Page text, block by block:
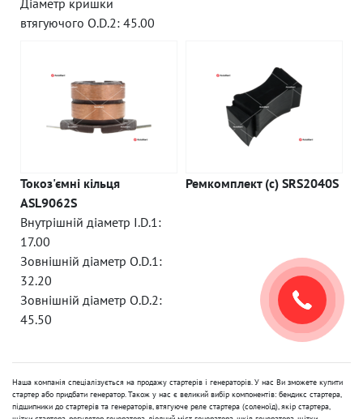
Діаметр кришки
втягуючого O.D.2: 45.00
Токоз'ємні кільця
ASL9062S
Внутрішній діаметр I.D.1:
17.00
Зовнішній діаметр O.D.1:
32.20
Зовнішній діаметр O.D.2:
45.50
Ремкомплект (c) SRS2040S
Наша компанія спеціалізується на продажу стартерів і генераторів. У нас Ви зможете купити
стартер або придбати генератор. Також у нас є великий вибір компонентів: бендикс стартера,
підшипники до стартерів та генераторів, втягуюче реле стартера (соленоїд), якір стартера,